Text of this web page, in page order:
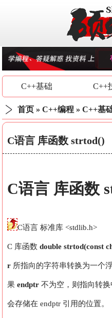
C++基础 C++
首页 »C++编程 »C++基
C语言 库函数 strtod()
C语言 库函数
C语言 标准库 <stdlib.h>
C 库函数double strtod(const
r 所指向的字符串转换为一个
果endptr 不为空，则指向转
会存储在 endptr 引用的位置。